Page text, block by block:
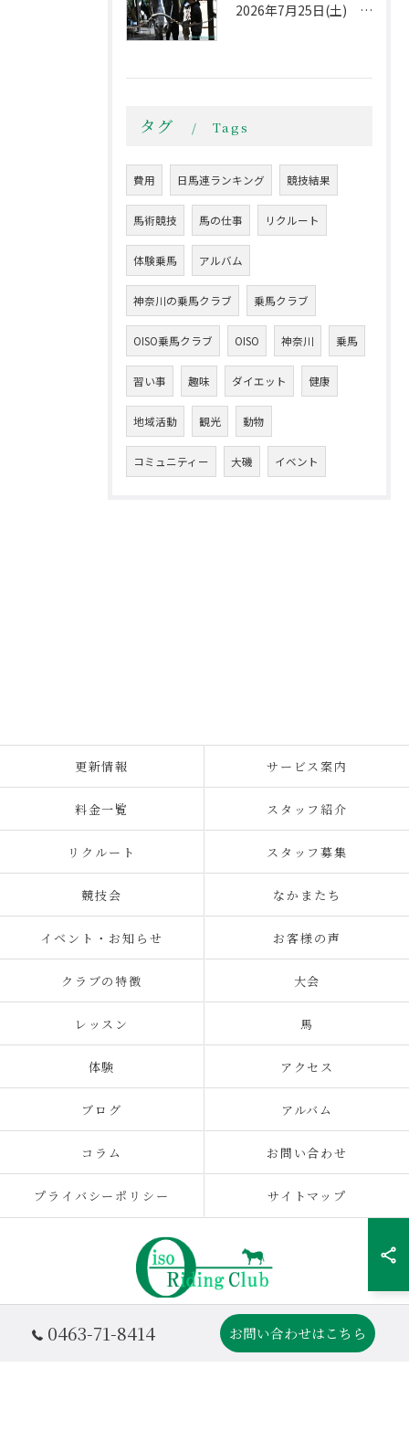
2026年7月25日(土) 午後から不安定な天気
タグ Tags
費用 日馬連ランキング 競技結果
馬術競技 馬の仕事 リクルート
体験乗馬 アルバム
神奈川の乗馬クラブ 乗馬クラブ
OISO乗馬クラブ OISO 神奈川 乗馬
習い事 趣味 ダイエット 健康
地域活動 観光 動物
コミュニティー 大磯 イベント
0463-71-8414 お問い合わせはこちら
更新情報 サービス案内
料金一覧 スタッフ紹介
リクルート スタッフ募集
競技会 なかまたち
イベント・お知らせ お客様の声
クラブの特徴 大会
レッスン 馬
体験 アクセス
ブログ アルバム
コラム お問い合わせ
プライバシーポリシー サイトマップ
© 2026 OISO乗馬クラブ|神奈川の乗馬クラブ ALL RIGHTS RESERVED.